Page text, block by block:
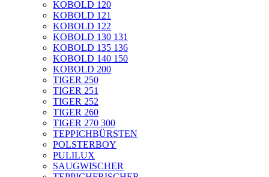
KOBOLD 120
KOBOLD 121
KOBOLD 122
KOBOLD 130 131
KOBOLD 135 136
KOBOLD 140 150
KOBOLD 200
TIGER 250
TIGER 251
TIGER 252
TIGER 260
TIGER 270 300
TEPPICHBÜRSTEN
POLSTERBOY
PULILUX
SAUGWISCHER